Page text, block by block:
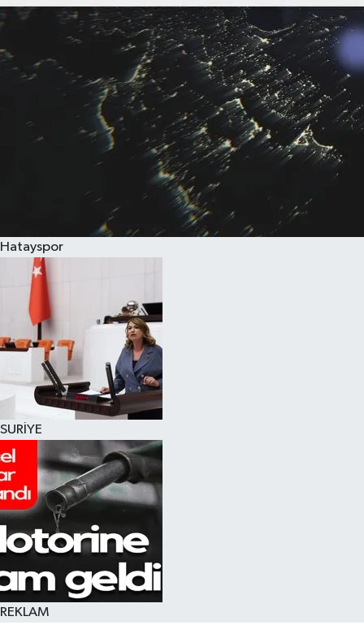
Hatayspor
SURİYE
REKLAM